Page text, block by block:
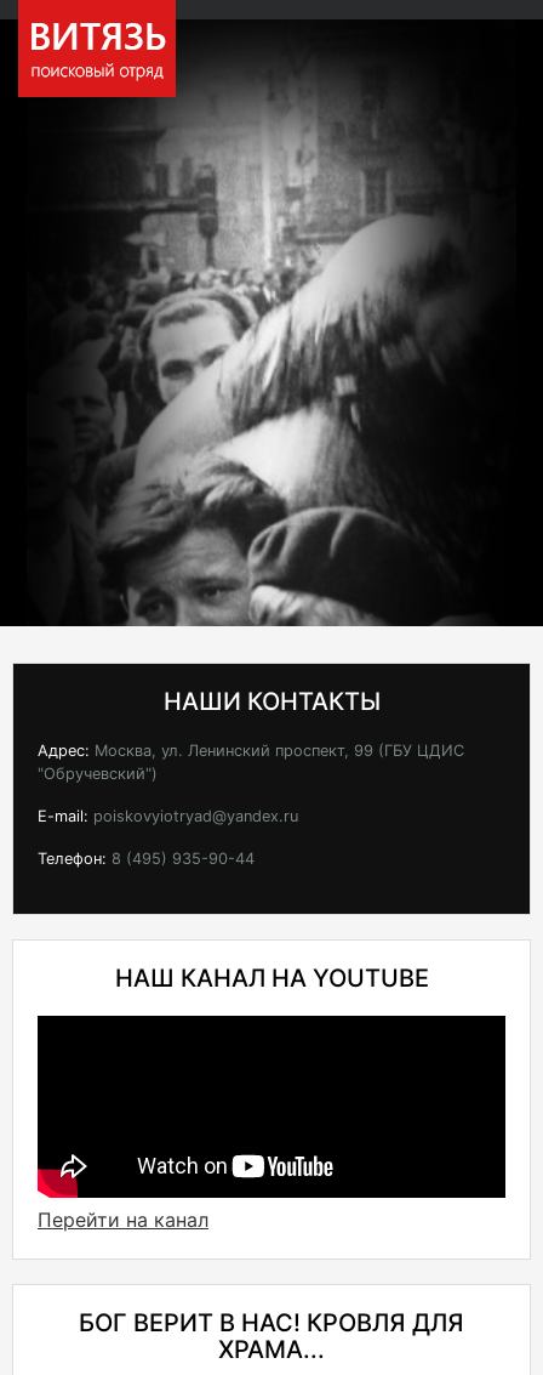
НАШИ КОНТАКТЫ
Адрес: Москва, ул. Ленинский проспект, 99 (ГБУ ЦДИС
"Обручевский")
E-mail: poiskovyiotryad@yandex.ru
Телефон: 8 (495) 935-90-44
НАШ КАНАЛ НА YOUTUBE
Перейти на канал
БОГ ВЕРИТ В НАС! КРОВЛЯ ДЛЯ
ХРАМА...